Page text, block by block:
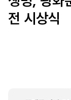
전 시상식